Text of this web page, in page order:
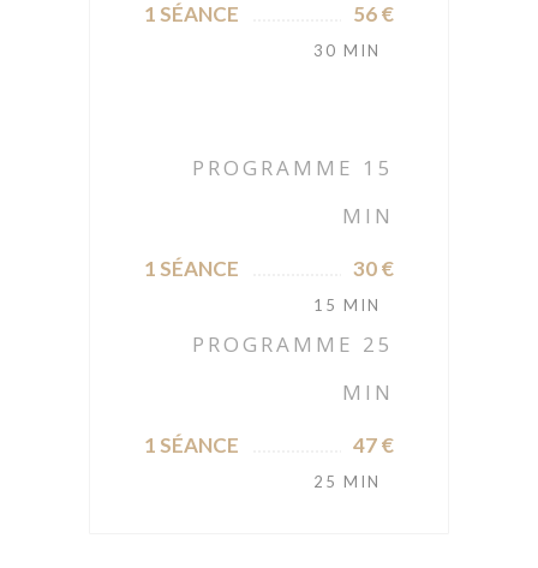
1 SÉANCE 56 €
30 MIN
PROGRAMME 15
MIN
1 SÉANCE 30 €
15 MIN
PROGRAMME 25
MIN
1 SÉANCE 47 €
25 MIN